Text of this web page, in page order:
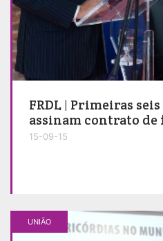
FRDL | Primeiras
assinam contrato
15-09-15
UNIÃO